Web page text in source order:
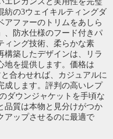
紡の3ウェイキルティングダ
アファーのトリムをあしら
、防水仕様のフード付きパ
ィング技術、柔らかな素
構築したデザインは、リラ
地を提供します。価格は
合わせれば、カジュアルに
成します。評判の高いレプ
ダウンジャケットを手頃な
品質は本物と見分けがつか
アップさせるのに最適で